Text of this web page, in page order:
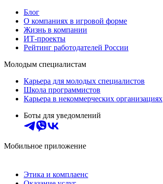
Блог
О компаниях в игровой форме
Жизнь в компании
ИТ-проекты
Рейтинг работодателей России
Молодым специалистам
Карьера для молодых специалистов
Школа программистов
Карьера в некоммерческих организациях
Боты для уведомлений
Мобильное приложение
Этика и комплаенс